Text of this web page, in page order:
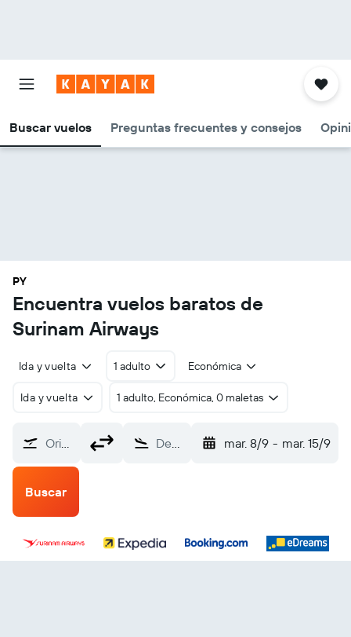
Buscar vuelos Preguntas frecuentes y consejos
PY
Encuentra vuelos baratos de
Surinam Airways
Ida y vuelta 1 adulto Económica
Ida y vuelta 1 adulto, Económica, 0 maletas
Origen Destino mar. 8/9 - mar. 15/9
Buscar